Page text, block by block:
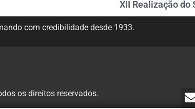
XII Realização do
com credibilidade desde 1933.
os direitos reservados.